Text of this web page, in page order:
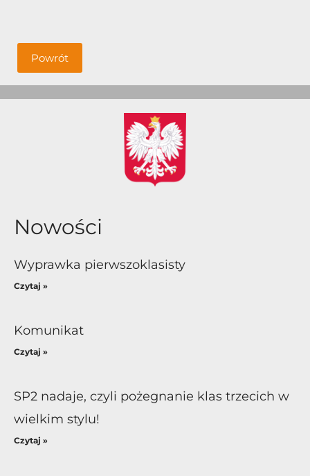
Powrót
Nowości
Wyprawka pierwszoklasisty
Czytaj »
Komunikat
Czytaj »
SP2 nadaje, czyli pożegnanie klas trzecich w
wielkim stylu!
Czytaj »